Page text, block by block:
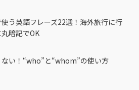
う英語フレーズ22選！海外旅行に行
丸暗記でOK
い！“who”と“whom”の使い方